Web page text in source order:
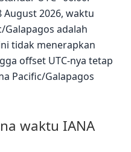
August 2026, waktu
Galapagos adalah
tidak menerapkan
offset UTC-nya tetap
Pacific/Galapagos
waktu IANA